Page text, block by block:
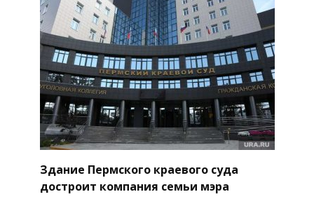
Здание Пермского краевого суда
достроит компания семьи мэра